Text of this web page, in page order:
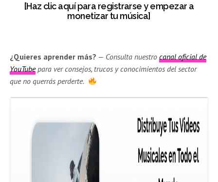
[Haz clic aquí para registrarse y empezar a
monetizar tu música]
¿Quieres aprender más? — Consulta nuestrocanal oficial de
YouTubepara ver consejos, trucos y conocimientos del sector
que no querrás perderte.